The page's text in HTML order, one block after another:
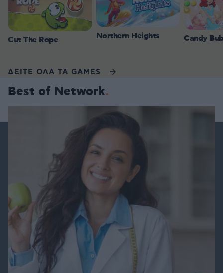
Cut The Rope Northern Heights Candy
ΔΕΙΤΕ ΟΛΑ ΤΑ GAMES
Best of Network